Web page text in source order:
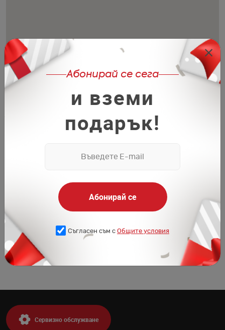
Абонирай се сега
и вземи
подарък!
Абонирай се
Съгласен съм с Общите условия
Сервизно обслужване